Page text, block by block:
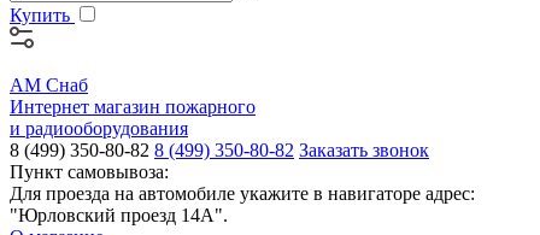
Купить
АМ Снаб
Интернет магазин пожарного
и радиооборудования
8 (499) 350-80-82 8 (499) 350-80-82 Заказать звонок
Пункт самовывоза:
Для проезда на автомобиле укажите в навигаторе адрес:
"Юрловский проезд 14А".